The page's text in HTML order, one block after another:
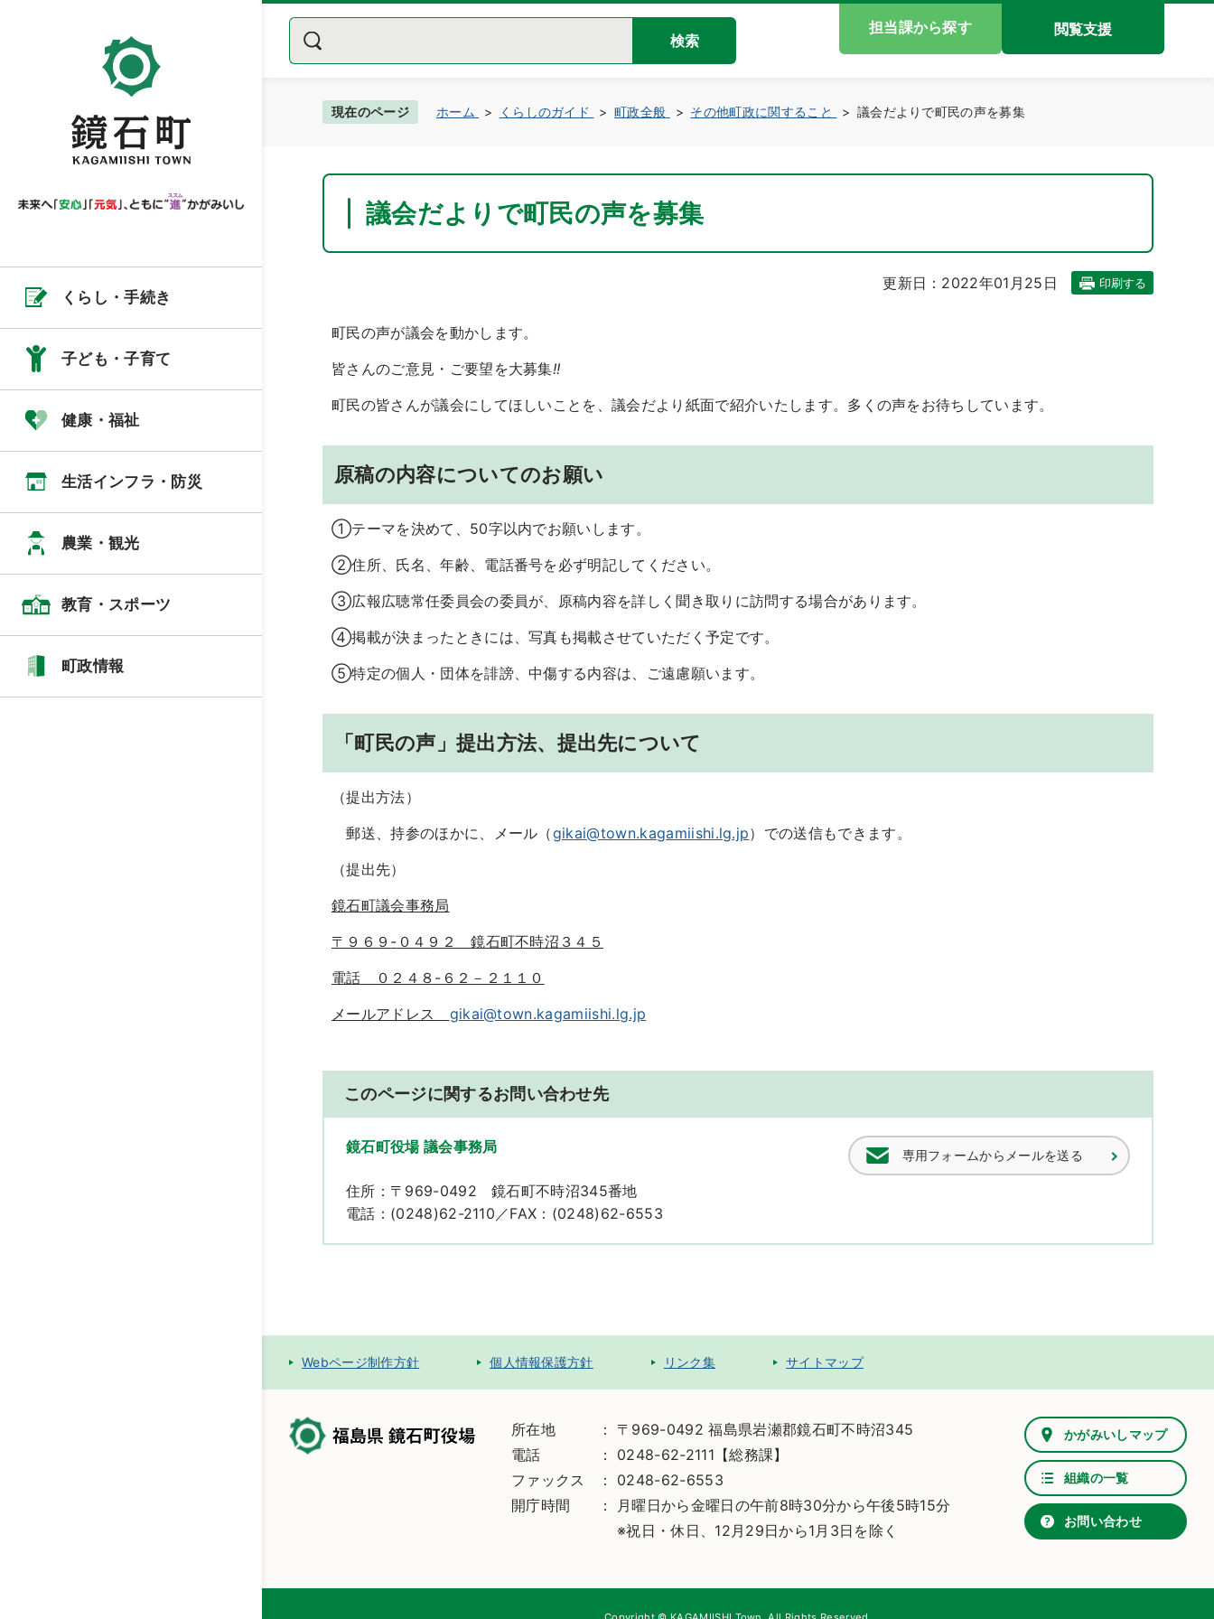
くらし・手続き
子ども・子育て
健康・福祉
生活インフラ・防災
農業・観光
教育・スポーツ
町政情報
検索
担当課から探す 閲覧支援
現在のページ ホーム くらしのガイド 町政全般 その他町政に関すること 議会だよりで町民の声を募集
議会だよりで町民の声を募集
更新日：2022年01月25日 印刷する
町民の声が議会を動かします。
皆さんのご意見・ご要望を大募集!!
町民の皆さんが議会にしてほしいことを、議会だより紙面で紹介いたします。多くの声をお待ちしています。
原稿の内容についてのお願い
①テーマを決めて、50字以内でお願いします。
②住所、氏名、年齢、電話番号を必ず明記してください。
③広報広聴常任委員会の委員が、原稿内容を詳しく聞き取りに訪問する場合があります。
➃掲載が決まったときには、写真も掲載させていただく予定です。
➄特定の個人・団体を誹謗、中傷する内容は、ご遠慮願います。
「町民の声」提出方法、提出先について
（提出方法）
郵送、持参のほかに、メール（gikai@town.kagamiishi.lg.jp）での送信もできます。
（提出先）
鏡石町議会事務局
〒９６９ - ０４９２ 鏡石町不時沼３４５
電話 ０２４８-６２－２１１０
メールアドレス gikai@town.kagamiishi.lg.jp
このページに関するお問い合わせ先
鏡石町役場 議会事務局
住所：〒969-0492 鏡石町不時沼345番地
電話：(0248)62-2110／FAX：(0248)62-6553
専用フォームからメールを送る
Webページ制作方針 個人情報保護方針 リンク集 サイトマップ
所在地
〒969-0492 福島県岩瀬郡鏡石町不時沼345
電話
0248-62-2111【総務課】
ファックス
0248-62-6553
開庁時間
月曜日から金曜日の午前8時30分から午後5時15分
※祝日・休日、12月29日から1月3日を除く
かがみいしマップ
組織の一覧
お問い合わせ